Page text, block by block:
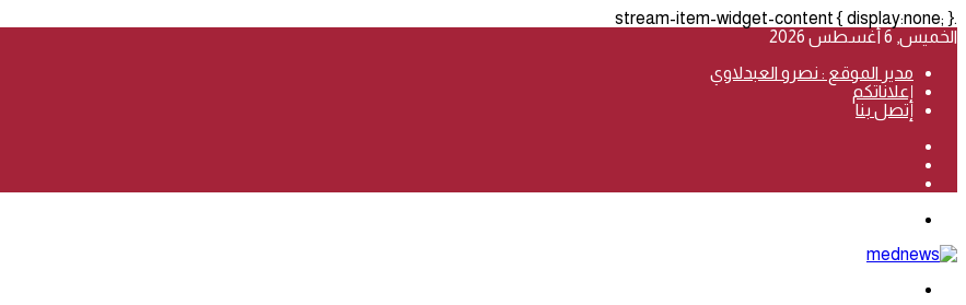
.stream-item-widget-content { display:none; }
الخميس, 6 أغسطس 2026
مدير الموقع : نصرو العبدلاوي
إعلاناتكم
إتصل بنا